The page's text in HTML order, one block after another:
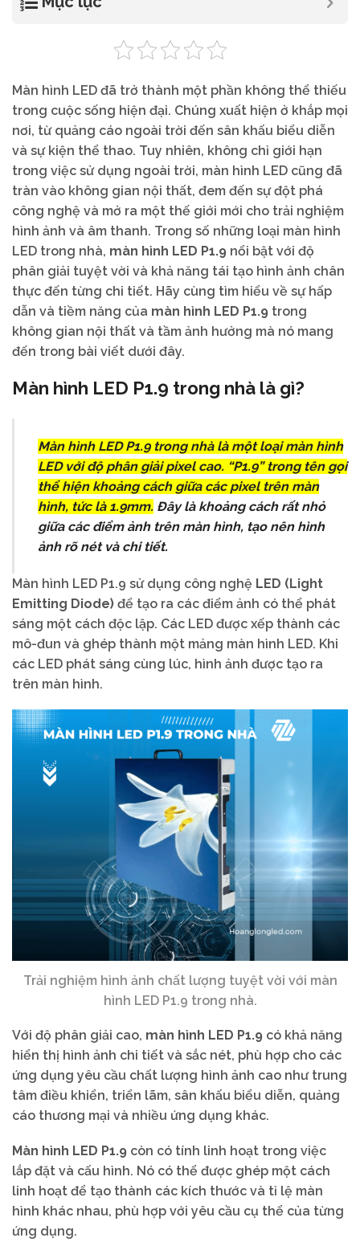
Màn hình LED đã trở thành một phần không thể thiếu
trong cuộc sống hiện đại. Chúng xuất hiện ở khắp mọi
nơi, từ quảng cáo ngoài trời đến sân khấu biểu diễn
và sự kiện thể thao. Tuy nhiên, không chỉ giới hạn
trong việc sử dụng ngoài trời, màn hình LED cũng đã
tràn vào không gian nội thất, đem đến sự đột phá
công nghệ và mở ra một thế giới mới cho trải nghiệm
hình ảnh và âm thanh. Trong số những loại màn hình
LED trong nhà, màn hình LED P1.9 nổi bật với độ
phân giải tuyệt vời và khả năng tái tạo hình ảnh chân
thực đến từng chi tiết. Hãy cùng tìm hiểu về sự hấp
dẫn và tiềm năng của màn hình LED P1.9 trong
không gian nội thất và tầm ảnh hưởng mà nó mang
đến trong bài viết dưới đây.
Màn hình LED P1.9 trong nhà là gì?
Màn hình LED P1.9 trong nhà là một loại màn hình
LED với độ phân giải pixel cao. “P1.9” trong tên gọi
thể hiện khoảng cách giữa các pixel trên màn
hình, tức là 1.9mm. Đây là khoảng cách rất nhỏ
giữa các điểm ảnh trên màn hình, tạo nên hình
ảnh rõ nét và chi tiết.
Màn hình LED P1.9 sử dụng công nghệ LED (Light
Emitting Diode) để tạo ra các điểm ảnh có thể phát
sáng một cách độc lập. Các LED được xếp thành các
mô-đun và ghép thành một mảng màn hình LED. Khi
các LED phát sáng cùng lúc, hình ảnh được tạo ra
trên màn hình.
Trải nghiệm hình ảnh chất lượng tuyệt vời với màn
hình LED P1.9 trong nhà.
Với độ phân giải cao, màn hình LED P1.9 có khả năng
hiển thị hình ảnh chi tiết và sắc nét, phù hợp cho các
ứng dụng yêu cầu chất lượng hình ảnh cao như trung
tâm điều khiển, triển lãm, sân khấu biểu diễn, quảng
cáo thương mại và nhiều ứng dụng khác.
Màn hình LED P1.9 còn có tính linh hoạt trong việc
lắp đặt và cấu hình. Nó có thể được ghép một cách
linh hoạt để tạo thành các kích thước và tỉ lệ màn
hình khác nhau, phù hợp với yêu cầu cụ thể của từng
ứng dụng.